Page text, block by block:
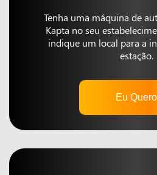
Tenha uma máquina de
Kapta no seu
indique um local para a
estação.
Eu Quero